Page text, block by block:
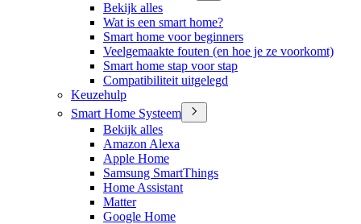
Bekijk alles
Wat is een smart home?
Smart home voor beginners
Veelgemaakte fouten (en hoe je ze voorkomt)
Smart home stap voor stap
Compatibiliteit uitgelegd
Keuzehulp
Smart Home Systeem
Bekijk alles
Amazon Alexa
Apple Home
Samsung SmartThings
Home Assistant
Matter
Google Home